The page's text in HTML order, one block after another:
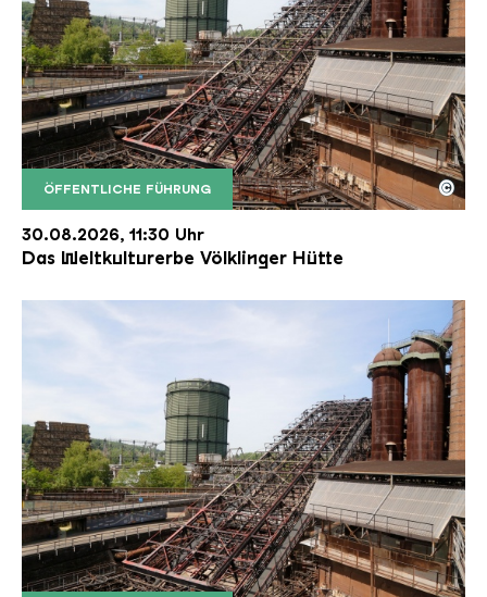
ÖFFENTLICHE FÜHRUNG
Der Erzschrägaufzug der Völklinger Hütte mit
Copyright: Weltkulturerbe Völklinger Hütte | Karl
©
30.08.2026, 11:30 Uhr
Das Weltkulturerbe Völklinger Hütte